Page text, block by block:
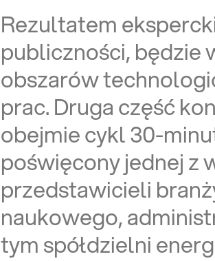
Rezultatem
publiczności, będzie
obszarów
prac. Druga część
obejmie cykl 30-
poświęcony jednej z
przedstawicieli
naukowego,
tym spółdzielni